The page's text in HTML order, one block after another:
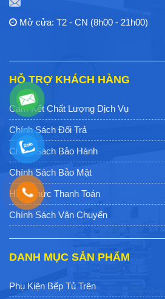
Mở cửa: T2 - CN (8h00 - 21h00)
HỖ TRỢ KHÁCH HÀNG
Cam Kết Chất Lượng Dịch Vụ
Chính Sách Đổi Trả
Chính Sách Bảo Hành
Chính Sách Bảo Mật
Hình Thức Thanh Toán
Chính Sách Vận Chuyển
DANH MỤC SẢN PHẨM
Phụ Kiện Bếp Tủ Trên